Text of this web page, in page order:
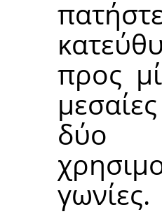
προς
δύο
γωνίες.